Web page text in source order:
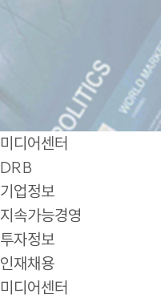
미디어센터
DRB
기업정보
지속가능경영
투자정보
인재채용
미디어센터